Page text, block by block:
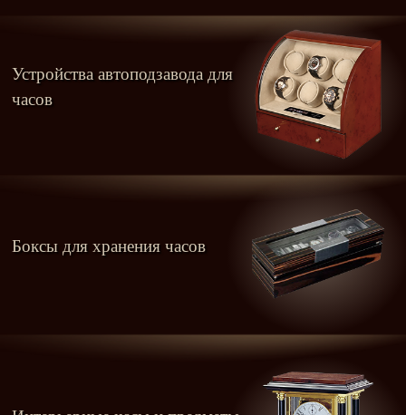
Устройства автоподзавода для
часов
Боксы для хранения часов